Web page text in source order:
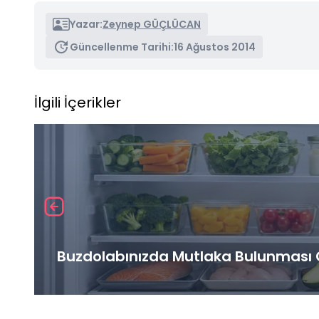
Yazar:Zeynep GÜÇLÜCAN
Güncellenme Tarihi:16 Ağustos 2014
İlgili İçerikler
Buzdolabınızda Mutlaka Bulunması